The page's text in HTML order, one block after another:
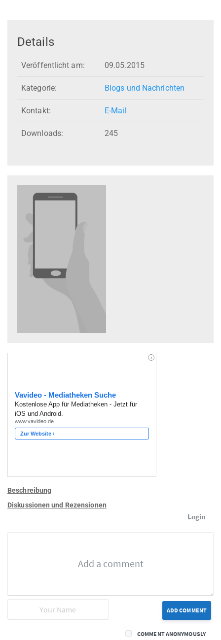
Details
Veröffentlicht am: 09.05.2015
Kategorie: Blogs und Nachrichten
Kontakt: E-Mail
Downloads: 245
Beschreibung
Diskussionen und Rezensionen
Login
ADD COMMENT
COMMENT ANONYMOUSLY